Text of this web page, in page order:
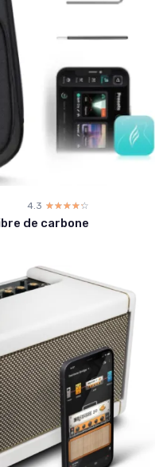
4.3 ☆☆☆☆☆
★★★★★
de carbone